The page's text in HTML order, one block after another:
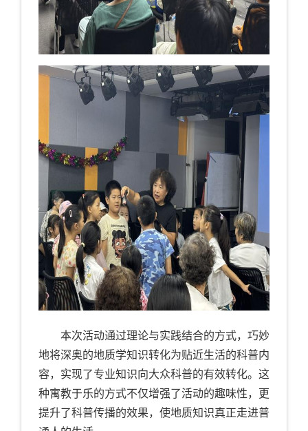
本次活动通过理论与实践结合的方式，巧妙
地将深奥的地质学知识转化为贴近生活的科普内
容，实现了专业知识向大众科普的有效转化。这
种寓教于乐的方式不仅增强了活动的趣味性，更
提升了科普传播的效果，使地质知识真正走进普